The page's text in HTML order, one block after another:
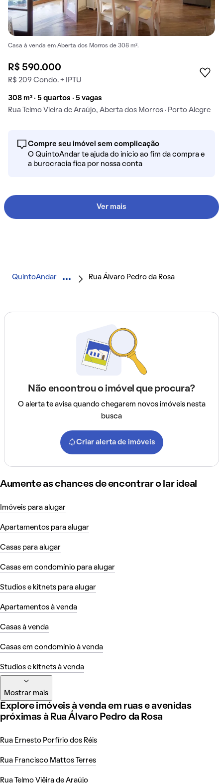
Casa à venda em Aberta dos Morros de 308 m².
R$ 590.000
R$ 209 Condo. + IPTU
308 m² · 5 quartos · 5 vagas
Rua Telmo Vieira de Araújo, Aberta dos Morros · Porto Alegre
Compre seu imóvel sem complicação
O QuintoAndar te ajuda do início ao fim da compra e
a burocracia fica por nossa conta
Ver mais
QuintoAndar Rua Álvaro Pedro da Rosa
Não encontrou o imóvel que procura?
O alerta te avisa quando chegarem novos imóveis nesta
busca
Criar alerta de imóveis
Aumente as chances de encontrar o lar ideal
Imóveis para alugar
Apartamentos para alugar
Casas para alugar
Casas em condomínio para alugar
Studios e kitnets para alugar
Apartamentos à venda
Casas à venda
Casas em condomínio à venda
Studios e kitnets à venda
Mostrar mais
Explore imóveis à venda em ruas e avenidas
próximas à Rua Álvaro Pedro da Rosa
Rua Ernesto Porfírio dos Réis
Rua Francisco Mattos Terres
Rua Telmo Viêira de Araújo